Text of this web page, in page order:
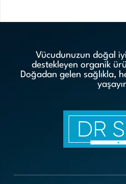
Vücudunuzun doğal
destekleyen organik
Doğadan gelen sağlıkla,